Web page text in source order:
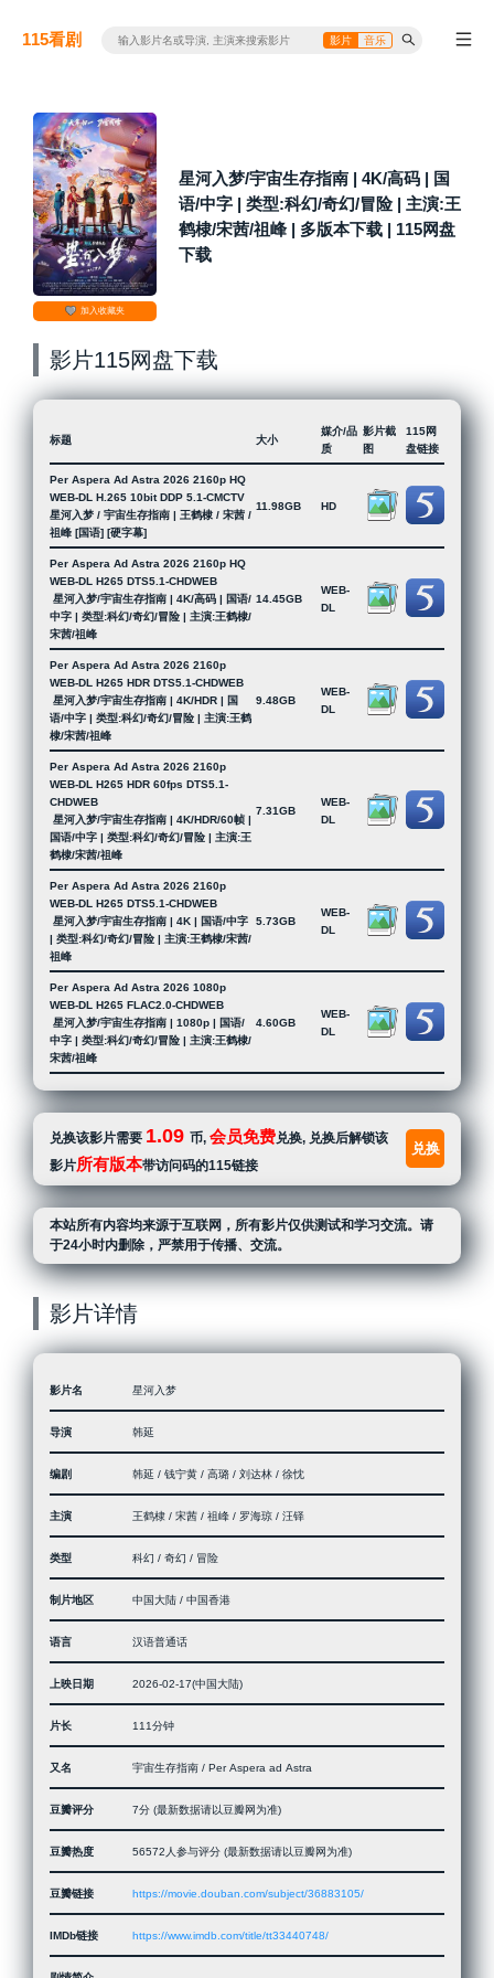
115看剧 影片 音乐
加入收藏夹
星河入梦/宇宙生存指南 | 4K/高码 | 国
语/中字 | 类型:科幻/奇幻/冒险 | 主演:王
鹤棣/宋茜/祖峰 | 多版本下载 | 115网盘
下载
影片115网盘下载
标题 大小
媒介/品
质
影片截
图
115网
盘链接
Per Aspera Ad Astra 2026 2160p HQ
WEB-DL H.265 10bit DDP 5.1-CMCTV
星河入梦 / 宇宙生存指南 | 王鹤棣 / 宋茜 /
祖峰 [国语] [硬字幕]
11.98GB HD
Per Aspera Ad Astra 2026 2160p HQ
WEB-DL H265 DTS5.1-CHDWEB
星河入梦/宇宙生存指南 | 4K/高码 | 国语/
中字 | 类型:科幻/奇幻/冒险 | 主演:王鹤棣/
宋茜/祖峰
14.45GB
WEB-
DL
Per Aspera Ad Astra 2026 2160p
WEB-DL H265 HDR DTS5.1-CHDWEB
星河入梦/宇宙生存指南 | 4K/HDR | 国
语/中字 | 类型:科幻/奇幻/冒险 | 主演:王鹤
棣/宋茜/祖峰
9.48GB
WEB-
DL
Per Aspera Ad Astra 2026 2160p
WEB-DL H265 HDR 60fps DTS5.1-
CHDWEB
星河入梦/宇宙生存指南 | 4K/HDR/60帧 |
国语/中字 | 类型:科幻/奇幻/冒险 | 主演:王
鹤棣/宋茜/祖峰
7.31GB
WEB-
DL
Per Aspera Ad Astra 2026 2160p
WEB-DL H265 DTS5.1-CHDWEB
星河入梦/宇宙生存指南 | 4K | 国语/中字
| 类型:科幻/奇幻/冒险 | 主演:王鹤棣/宋茜/
祖峰
5.73GB
WEB-
DL
Per Aspera Ad Astra 2026 1080p
WEB-DL H265 FLAC2.0-CHDWEB
星河入梦/宇宙生存指南 | 1080p | 国语/
中字 | 类型:科幻/奇幻/冒险 | 主演:王鹤棣/
宋茜/祖峰
4.60GB
WEB-
DL
兑换该影片需要 1.09 币, 会员免费兑换, 兑换后解锁该
影片所有版本带访问码的115链接
兑换
本站所有内容均来源于互联网，所有影片仅供测试和学习交流。请
于24小时内删除，严禁用于传播、交流。
影片详情
影片名 星河入梦
导演 韩延
编剧 韩延 / 钱宁黄 / 高璐 / 刘达林 / 徐忱
主演 王鹤棣 / 宋茜 / 祖峰 / 罗海琼 / 汪铎
类型 科幻 / 奇幻 / 冒险
制片地区 中国大陆 / 中国香港
语言 汉语普通话
上映日期 2026-02-17(中国大陆)
片长 111分钟
又名 宇宙生存指南 / Per Aspera ad Astra
豆瓣评分 7分 (最新数据请以豆瓣网为准)
豆瓣热度 56572人参与评分 (最新数据请以豆瓣网为准)
豆瓣链接 https://movie.douban.com/subject/36883105/
IMDb链接 https://www.imdb.com/title/tt33440748/